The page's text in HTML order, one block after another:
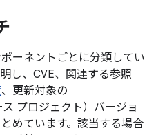
ーネントごとに分類してい
し、CVE、関連する参照
、更新対象の
プロジェクト）バージョ
めています。該当する場合